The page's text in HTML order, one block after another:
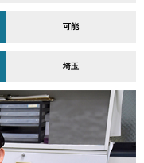
可能
埼玉